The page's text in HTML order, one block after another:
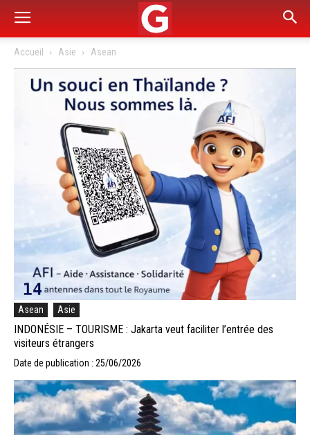
Accueil Asie Asean
Asean Asie
INDONÉSIE – TOURISME : Jakarta veut faciliter l’entrée des
visiteurs étrangers
Date de publication : 25/06/2026